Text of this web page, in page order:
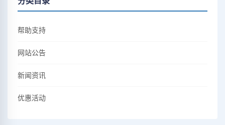
帮助支持
网站公告
新闻资讯
优惠活动